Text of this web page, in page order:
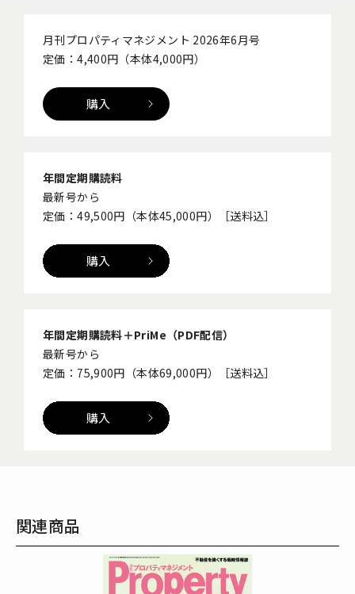
月刊プロパティマネジメント 2026年6月号
定価：4,400円（本体4,000円）
購入
年間定期購読料
最新号から
定価：49,500円（本体45,000円）［送料込］
購入
年間定期購読料＋PriMe（PDF配信）
最新号から
定価：75,900円（本体69,000円）［送料込］
購入
関連商品